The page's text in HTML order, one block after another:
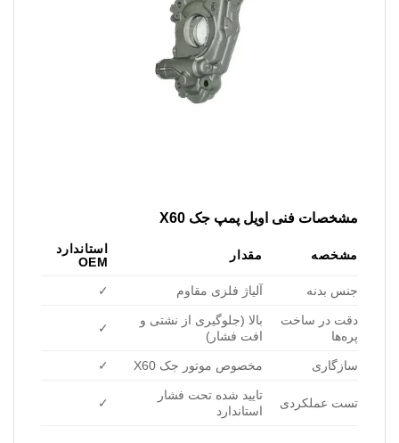
مشخصات فنی اویل پمپ جک X60
مشخصه مقدار
استاندارد
OEM
جنس بدنه
آلیاژ فلزی مقاوم ✓
دقت در ساخت
پره‌ها
بالا (جلوگیری از نشتی و
افت فشار)
✓
سازگاری مخصوص موتور جک X60 ✓
تست عملکردی
تایید شده تحت فشار
استاندارد
✓